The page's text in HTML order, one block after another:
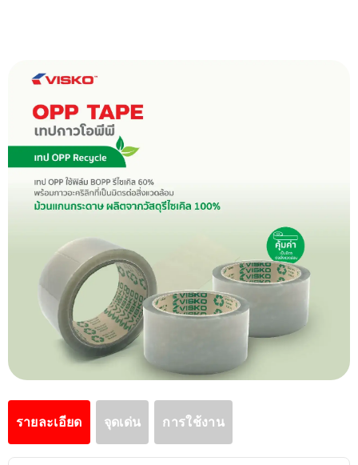
รายละเอียด จุดเด่น การใช้งาน